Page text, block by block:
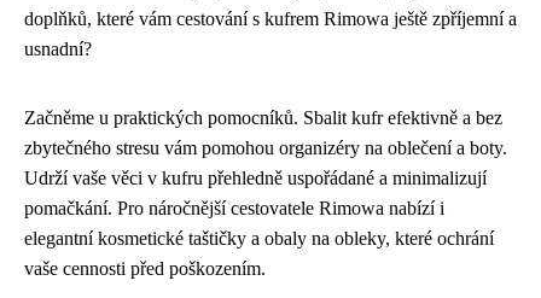
doplňků, které vám cestování s kufrem Rimowa ještě zpříjemní a
usnadní?
Začněme u praktických pomocníků. Sbalit kufr efektivně a bez
zbytečného stresu vám pomohou organizéry na oblečení a boty.
Udrží vaše věci v kufru přehledně uspořádané a minimalizují
pomačkání. Pro náročnější cestovatele Rimowa nabízí i
elegantní kosmetické taštičky a obaly na obleky, které ochrání
vaše cennosti před poškozením.